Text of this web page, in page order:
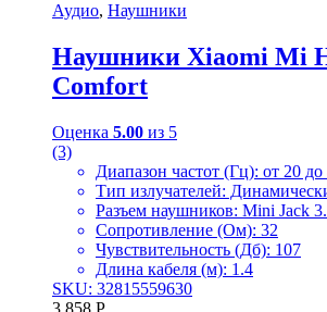
Аудио, Наушники
Наушники Xiaomi Mi
Comfort
Оценка 5.00 из 5
(3)
Диапазон частот (Гц): от 20 до
Тип излучателей:
Разъем наушников: Mini Jack
Сопротивление (Ом): 32
Чувствительность (Дб): 107
Длина кабеля (м): 1.4
SKU: 32815559630
3 858 Р